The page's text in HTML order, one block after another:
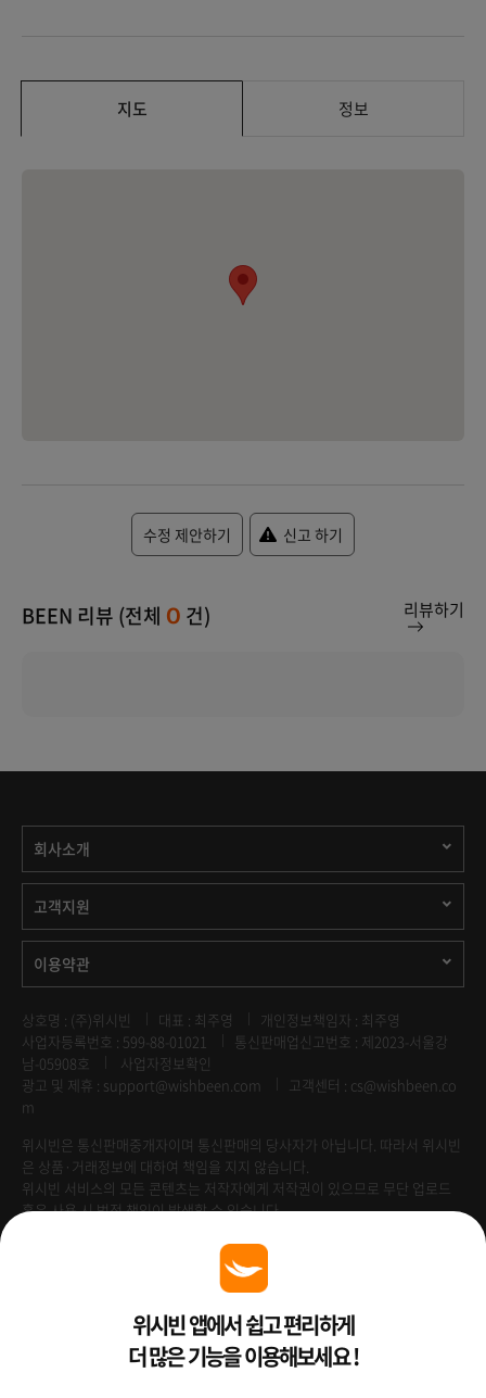
지도 정보
수정 제안하기 신고 하기
BEEN 리뷰 (전체 0 건) 리뷰하기
회사소개
고객지원
이용약관
상호명 : (주)위시빈 대표 : 최주영
개인정보책임자 : 최주영
사업자등록번호 : 599-88-01021
통신판매업신고번호 : 제2023-서울강
남-05908호
사업자정보확인
광고 및 제휴 : support@wishbeen.com
고객센터 : cs@wishbeen.co
m
위시빈은 통신판매중개자이며 통신판매의 당사자가 아닙니다. 따라서 위시빈
은 상품·거래정보에 대하여 책임을 지지 않습니다.
위시빈 서비스의 모든 콘텐츠는 저작자에게 저작권이 있으므로 무단 업로드
혹은 사용 시 법적 책임이 발생할 수 있습니다.
Venture Enterprise위시빈 앱에서 쉽고 편리하게
더 많은 기능을 이용해보세요 !